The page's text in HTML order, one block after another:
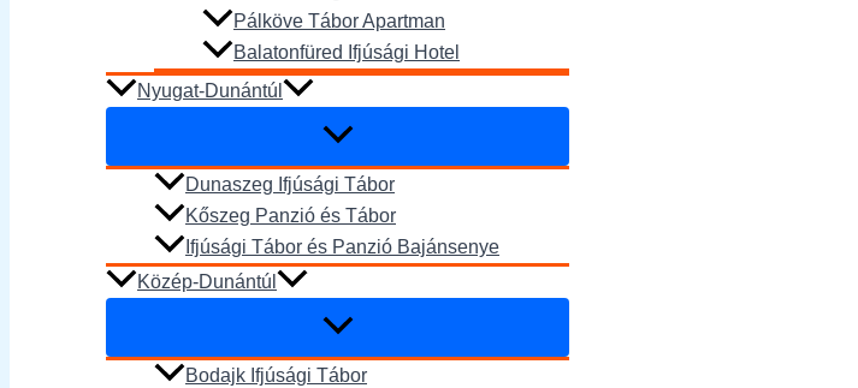
Pálköve Tábor Apartman
Balatonfüred Ifjúsági Hotel
Nyugat-Dunántúl
Dunaszeg Ifjúsági Tábor
Kőszeg Panzió és Tábor
Ifjúsági Tábor és Panzió Bajánsenye
Közép-Dunántúl
Bodajk Ifjúsági Tábor